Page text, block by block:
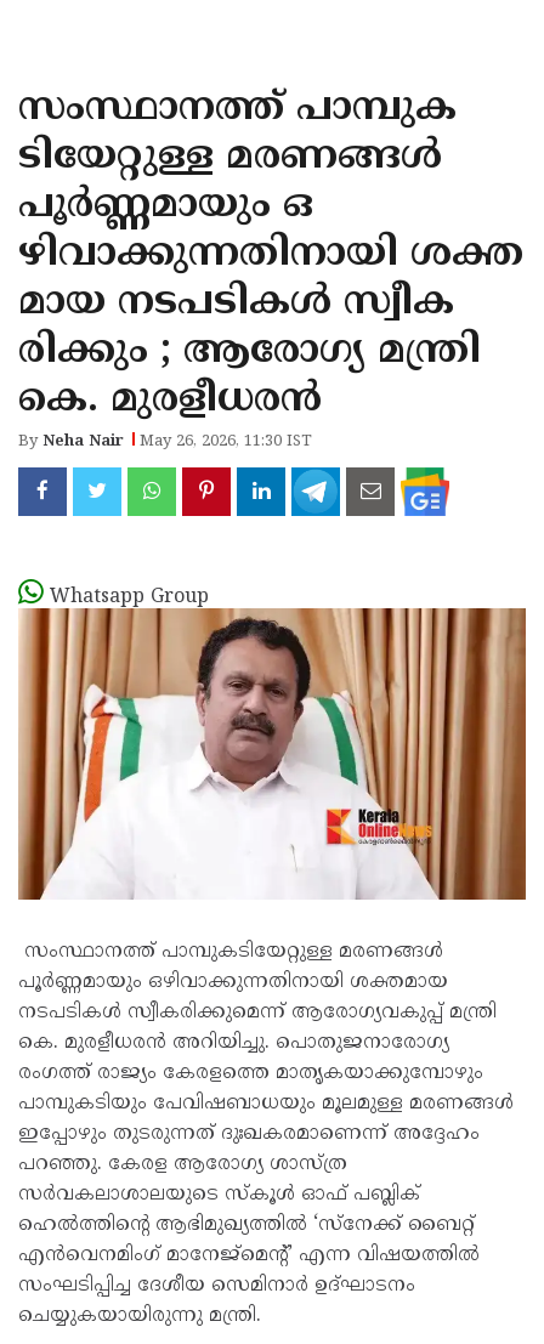
KANNUR
KASARAGOD
സംസ്ഥാനത്ത് പാമ്പുക
ടിയേറ്റുള്ള മരണങ്ങൾ
പൂർണ്ണമായും ഒ
ഴിവാക്കുന്നതിനായി ശക്ത
മായ നടപടികൾ സ്വീക
രിക്കും ; ആരോഗ്യ മന്ത്രി
കെ. മുരളീധരൻ
ByNeha Nair May 26, 2026, 11:30 IST
Whatsapp Group
സംസ്ഥാനത്ത് പാമ്പുകടിയേറ്റുള്ള മരണങ്ങൾ
പൂർണ്ണമായും ഒഴിവാക്കുന്നതിനായി ശക്തമായ
നടപടികൾ സ്വീകരിക്കുമെന്ന് ആരോഗ്യവകുപ്പ് മന്ത്രി
കെ. മുരളീധരൻ അറിയിച്ചു. പൊതുജനാരോഗ്യ
രംഗത്ത് രാജ്യം കേരളത്തെ മാതൃകയാക്കുമ്പോഴും
പാമ്പുകടിയും പേവിഷബാധയും മൂലമുള്ള മരണങ്ങൾ
ഇപ്പോഴും തുടരുന്നത് ദുഃഖകരമാണെന്ന് അദ്ദേഹം
പറഞ്ഞു. കേരള ആരോഗ്യ ശാസ്ത്ര
സർവകലാശാലയുടെ സ്‌കൂൾ ഓഫ് പബ്ലിക്
ഹെൽത്തിന്റെ ആഭിമുഖ്യത്തിൽ ‘സ്നേക്ക് ബൈറ്റ്
എൻവെനമിംഗ് മാനേജ്മെന്റ്’ എന്ന വിഷയത്തിൽ
സംഘടിപ്പിച്ച ദേശീയ സെമിനാർ ഉദ്ഘാടനം
ചെയ്യുകയായിരുന്നു മന്ത്രി.